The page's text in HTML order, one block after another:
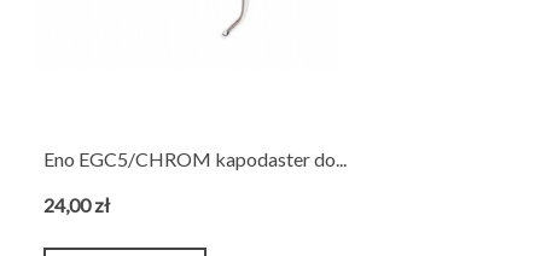
Eno EGC5/CHROM kapodaster do...
24,00 zł